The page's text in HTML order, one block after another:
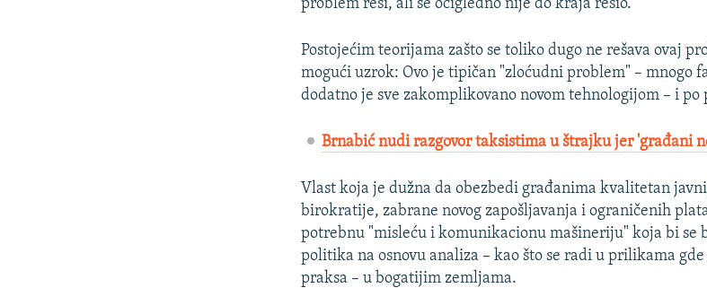
problem reši, ali se očigledno nije do kraja rešio.
Postojećim teorijama zašto se toliko dugo ne rešava ovaj
mogući uzrok: Ovo je tipičan "zloćudni problem" – mnogo
dodatno je sve zakomplikovano novom tehnologijom – i
Brnabić nudi razgovor taksistima u štrajku jer 'građani
Vlast koja je dužna da obezbedi građanima kvalitetan
birokratije, zabrane novog zapošljavanja i ograničenih
potrebnu "misleću i komunikacionu mašineriju" koja bi se
politika na osnovu analiza – kao što se radi u prilikama
praksa – u bogatijim zemljama.